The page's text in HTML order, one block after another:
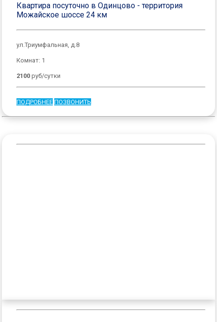
Квартира посуточно в Одинцово - территория
Можайское шоссе 24 км
ул.Триумфальная, д.8
Комнат: 1
2100 руб/сутки
ПОДРОБНЕЕ ПОЗВОНИТЬ